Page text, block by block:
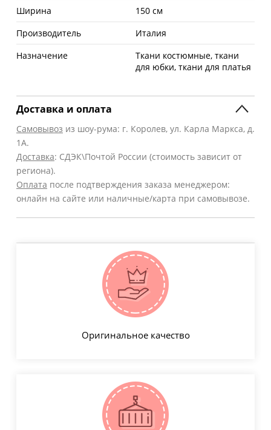
Ширина
150 см
Производитель
Италия
Назначение
Ткани костюмные, ткани
для юбки, ткани для платья
Доставка и оплата
Самовывоз из шоу-рума: г. Королев, ул. Карла Маркса, д.
1А.
Доставка: СДЭК\Почтой России (стоимость зависит от
региона).
Оплата после подтверждения заказа менеджером:
онлайн на сайте или наличные/карта при самовывозе.
Оригинальное качество